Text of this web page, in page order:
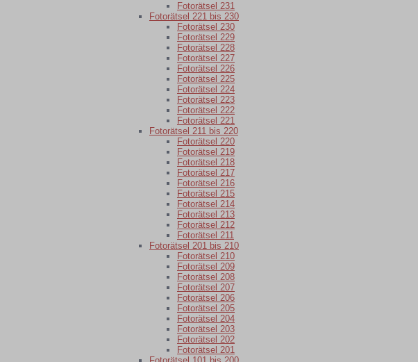
Fotorätsel 231
Fotorätsel 221 bis 230
Fotorätsel 230
Fotorätsel 229
Fotorätsel 228
Fotorätsel 227
Fotorätsel 226
Fotorätsel 225
Fotorätsel 224
Fotorätsel 223
Fotorätsel 222
Fotorätsel 221
Fotorätsel 211 bis 220
Fotorätsel 220
Fotorätsel 219
Fotorätsel 218
Fotorätsel 217
Fotorätsel 216
Fotorätsel 215
Fotorätsel 214
Fotorätsel 213
Fotorätsel 212
Fotorätsel 211
Fotorätsel 201 bis 210
Fotorätsel 210
Fotorätsel 209
Fotorätsel 208
Fotorätsel 207
Fotorätsel 206
Fotorätsel 205
Fotorätsel 204
Fotorätsel 203
Fotorätsel 202
Fotorätsel 201